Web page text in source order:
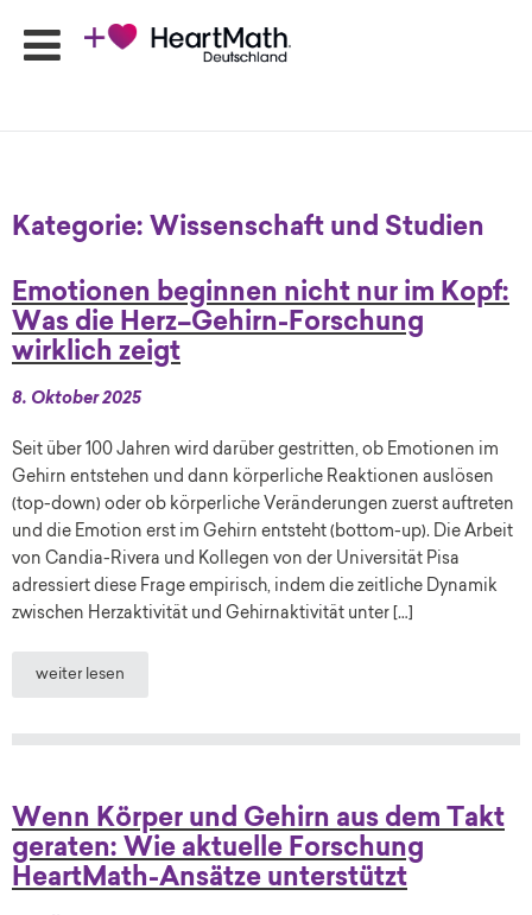
Online-
Produkte
HeartMath
Apps
Ansprechpartner
Newsletter
Kategorie: Wissenschaft und Studien
Emotionen beginnen nicht nur im Kopf:
Was die Herz–Gehirn-Forschung
wirklich zeigt
8. Oktober 2025
Seit über 100 Jahren wird darüber gestritten, ob Emotionen im
Gehirn entstehen und dann körperliche Reaktionen auslösen
(top-down) oder ob körperliche Veränderungen zuerst auftreten
und die Emotion erst im Gehirn entsteht (bottom-up). Die Arbeit
von Candia-Rivera und Kollegen von der Universität Pisa
adressiert diese Frage empirisch, indem die zeitliche Dynamik
zwischen Herzaktivität und Gehirnaktivität unter […]
weiter lesen
Wenn Körper und Gehirn aus dem Takt
geraten: Wie aktuelle Forschung
HeartMath-Ansätze unterstützt